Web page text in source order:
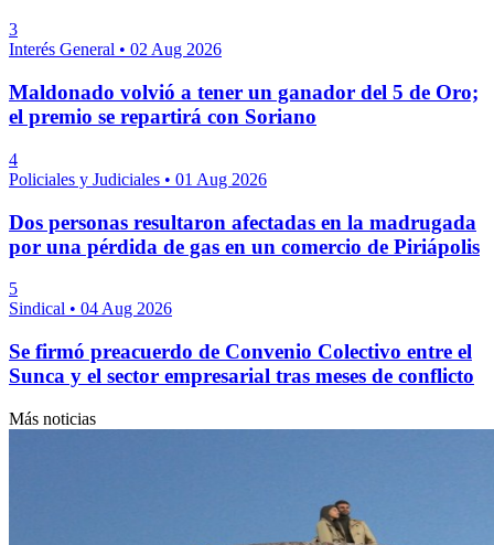
3
Interés General • 02 Aug 2026
Maldonado volvió a tener un ganador del 5 de Oro;
el premio se repartirá con Soriano
4
Policiales y Judiciales • 01 Aug 2026
Dos personas resultaron afectadas en la madrugada
por una pérdida de gas en un comercio de Piriápolis
5
Sindical • 04 Aug 2026
Se firmó preacuerdo de Convenio Colectivo entre el
Sunca y el sector empresarial tras meses de conflicto
Más noticias